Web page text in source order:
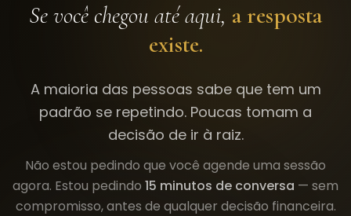
Se você chegou até aqui, a resposta
existe.
A maioria das pessoas sabe que tem um
padrão se repetindo. Poucas tomam a
decisão de ir à raiz.
Não estou pedindo que você agende uma sessão
agora. Estou pedindo 15 minutos de conversa — sem
compromisso, antes de qualquer decisão financeira.